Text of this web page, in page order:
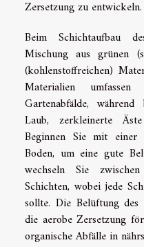
Zersetzung zu entwickeln.
Beim Schichtaufbau
Mischung aus grünen
(kohlenstoffreichen)
Materialien
Gartenabfälde,
Laub, zerkleinerte
Beginnen Sie mit
Boden, um eine gute
wechseln Sie
Schichten, wobei jede
sollte. Die Belüftung
die aerobe Zersetzung
organische Abfälle in